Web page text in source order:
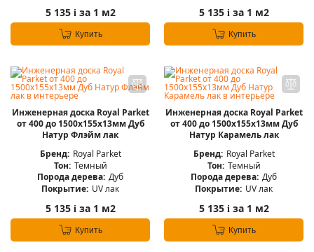
5 135 iза 1 м2
Купить
5 135 iза 1 м2
Купить
Инженерная доска Royal Parket
от 400 до 1500х155х13мм Дуб
Натур Флэйм лак
Бренд: Royal Parket
Тон: Темный
Порода дерева: Дуб
Покрытие: UV лак
5 135 iза 1 м2
Купить
Инженерная доска Royal Parket
от 400 до 1500х155х13мм Дуб
Натур Карамель лак
Бренд: Royal Parket
Тон: Темный
Порода дерева: Дуб
Покрытие: UV лак
5 135 iза 1 м2
Купить